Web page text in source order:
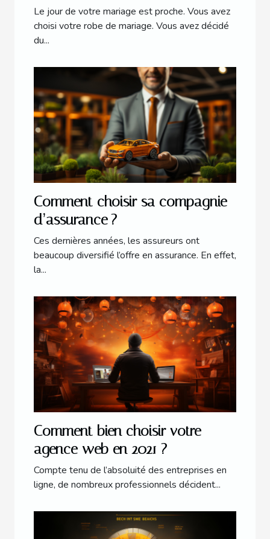
Le jour de votre mariage est proche. Vous avez
choisi votre robe de mariage. Vous avez décidé
du...
Comment choisir sa compagnie
d’assurance ?
Ces dernières années, les assureurs ont
beaucoup diversifié l’offre en assurance. En effet,
la...
Comment bien choisir votre
agence web en 2021 ?
Compte tenu de l’absoluité des entreprises en
ligne, de nombreux professionnels décident...